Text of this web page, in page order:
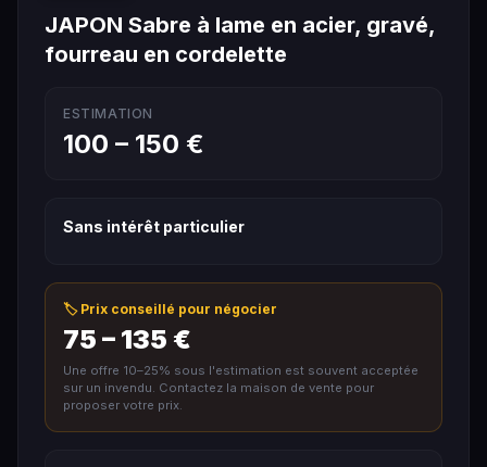
JAPON Sabre à lame en acier, gravé,
fourreau en cordelette
ESTIMATION
100 – 150 €
Sans intérêt particulier
🏷️ Prix conseillé pour négocier
75 – 135 €
Une offre 10–25% sous l'estimation est souvent acceptée
sur un invendu. Contactez la maison de vente pour
proposer votre prix.